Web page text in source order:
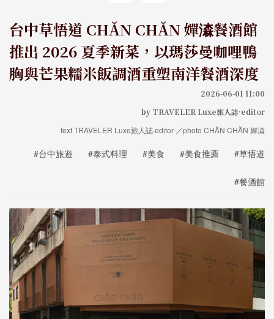
台中草悟道 CHĂN CHĂN 嬋潹餐酒館
推出 2026 夏季新菜，以瑪莎曼咖哩鴨
胸與芒果糯米飯調酒重塑南洋餐酒深度
2026-06-01 11:00
by TRAVELER Luxe旅人誌·editor
text TRAVELER Luxe旅人誌·editor ／photo CHĂN CHĂN 嬋潹
#台中旅遊 #泰式料理 #美食 #美食推薦 #草悟道
#餐酒館